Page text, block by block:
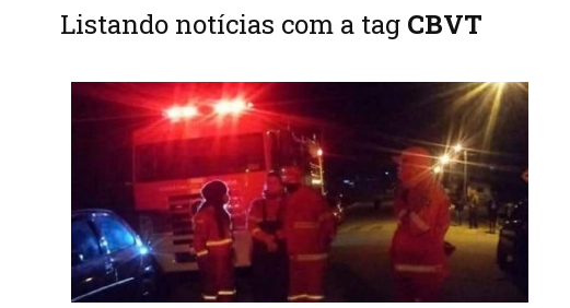
Listando notícias com a tag CBVT